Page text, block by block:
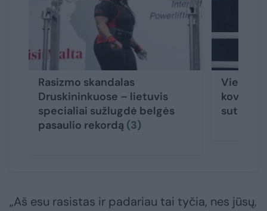
Rasizmo skandalas
Druskininkuose – lietuvis
specialiai sužlugdė belgės
pasaulio rekordą (3)
Vienam
sutartis
„Aš esu rasistas ir padariau tai tyčia, nes jūsų,